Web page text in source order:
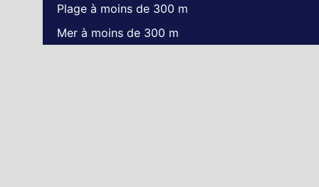
Plage à moins de 300 m
Mer à moins de 300 m